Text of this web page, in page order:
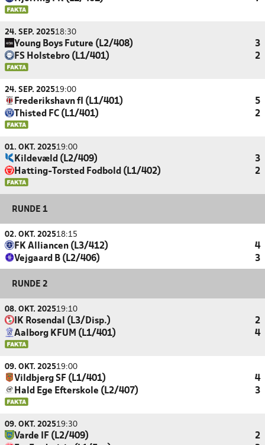
24. SEP. 202518:30
Young Boys Future (L2/408)
3
FS Holstebro (L1/401)
2
24. SEP. 202519:00
Frederikshavn fI (L1/401)
5
Thisted FC (L1/401)
2
01. OKT. 202519:00
Kildevæld (L2/409)
3
Hatting-Torsted Fodbold (L1/402)
2
RUNDE 1
02. OKT. 202518:15
FK Alliancen (L3/412)
4
Vejgaard B (L2/406)
3
RUNDE 2
08. OKT. 202519:10
IK Rosendal (L3/Disp.)
2
Aalborg KFUM (L1/401)
4
09. OKT. 202519:00
Vildbjerg SF (L1/401)
4
Hald Ege Efterskole (L2/407)
3
09. OKT. 202519:30
Varde IF (L2/409)
2